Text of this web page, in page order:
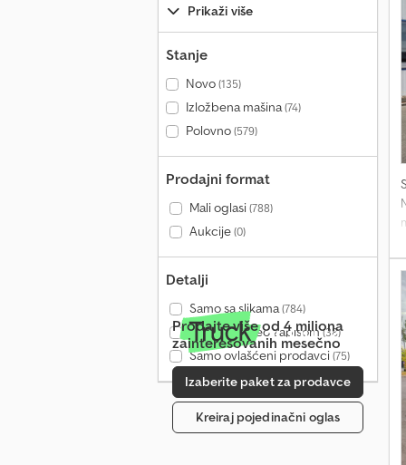
Prikaži više
Stanje
Novo(135)
Izložbena mašina(74)
Polovno(579)
Prodajni format
Mali oglasi(788)
Aukcije(0)
Detalji
Samo sa slikama(784)
Samo sa video zapisom(38)
Samo ovlašćeni prodavci(75)
Prodajte više od 4 miliona
zainteresovanih mesečno
Izaberite paket za prodavce
Kreiraj pojedinačni oglas